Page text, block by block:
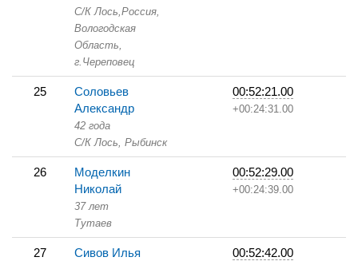
С/К Лось,Россия,
Вологодская
Область,
г.Череповец
25
Соловьев
Александр
42 года
С/К Лось, Рыбинск
00:52:21.00
+00:24:31.00
26
Моделкин
Николай
37 лет
Тутаев
00:52:29.00
+00:24:39.00
27 Сивов Илья 00:52:42.00